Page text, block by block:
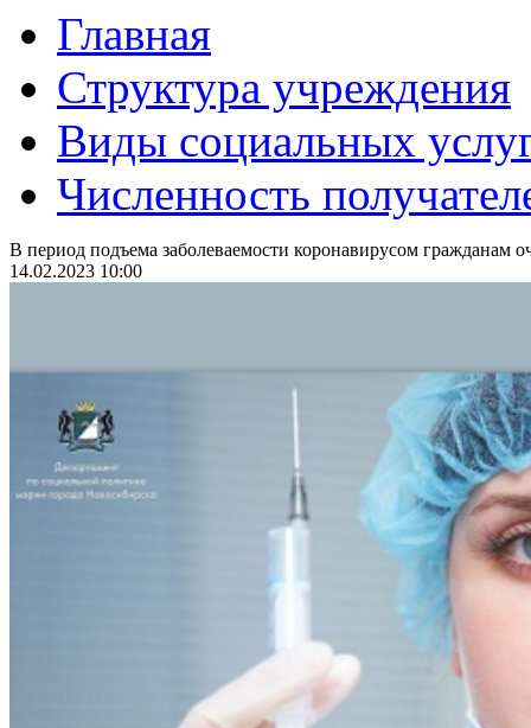
Главная
Структура учреждения
Виды социальных
Численность
В период подъема заболеваемости коронавирусом гражданам
14.02.2023 10:00